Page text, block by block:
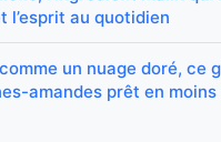
l’esprit au quotidien
un nuage doré, ce
amandes prêt en moins